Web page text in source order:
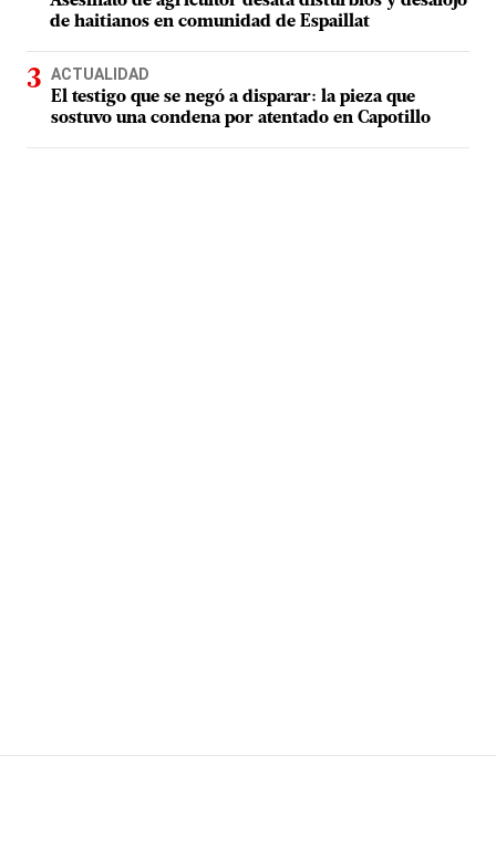
de haitianos en comunidad de Espaillat
ACTUALIDAD
El testigo que se negó a disparar: la pieza que
sostuvo una condena por atentado en Capotillo